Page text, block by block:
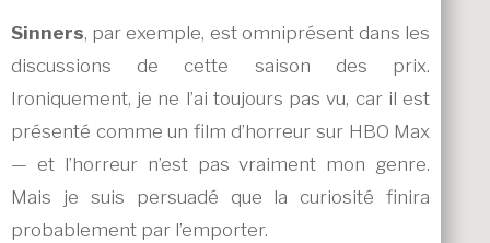
Sinners, par exemple, est omniprésent dans les
discussions de cette saison des prix.
Ironiquement, je ne l’ai toujours pas vu, car il est
présenté comme un film d’horreur sur HBO Max
— et l’horreur n’est pas vraiment mon genre.
Mais je suis persuadé que la curiosité finira
probablement par l’emporter.